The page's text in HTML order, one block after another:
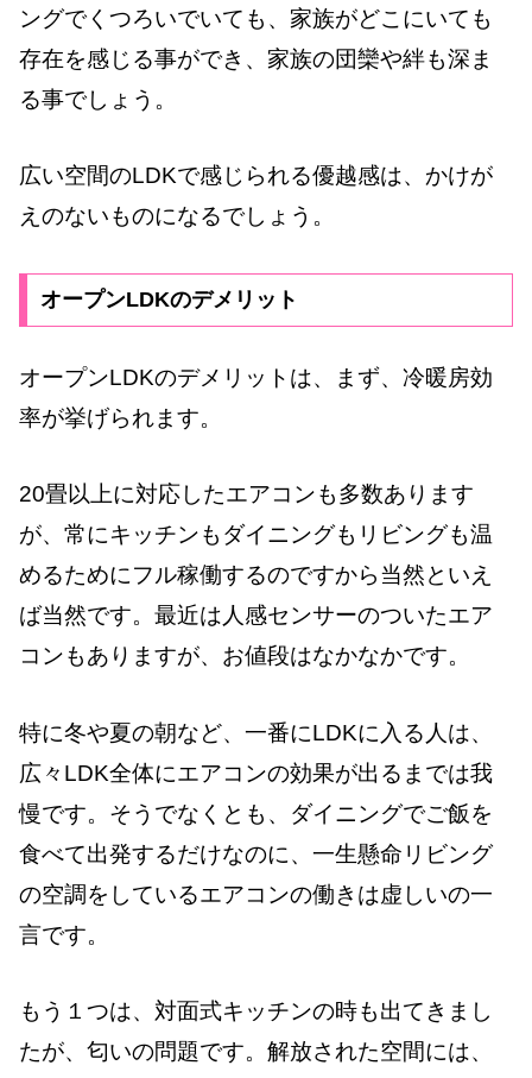
ングでくつろいでいても、家族がどこにいても
存在を感じる事ができ、家族の団欒や絆も深ま
る事でしょう。
広い空間のLDKで感じられる優越感は、かけが
えのないものになるでしょう。
オープンLDKのデメリット
オープンLDKのデメリットは、まず、冷暖房効
率が挙げられます。
20畳以上に対応したエアコンも多数あります
が、常にキッチンもダイニングもリビングも温
めるためにフル稼働するのですから当然といえ
ば当然です。最近は人感センサーのついたエア
コンもありますが、お値段はなかなかです。
特に冬や夏の朝など、一番にLDKに入る人は、
広々LDK全体にエアコンの効果が出るまでは我
慢です。そうでなくとも、ダイニングでご飯を
食べて出発するだけなのに、一生懸命リビング
の空調をしているエアコンの働きは虚しいの一
言です。
もう１つは、対面式キッチンの時も出てきまし
たが、匂いの問題です。解放された空間には、